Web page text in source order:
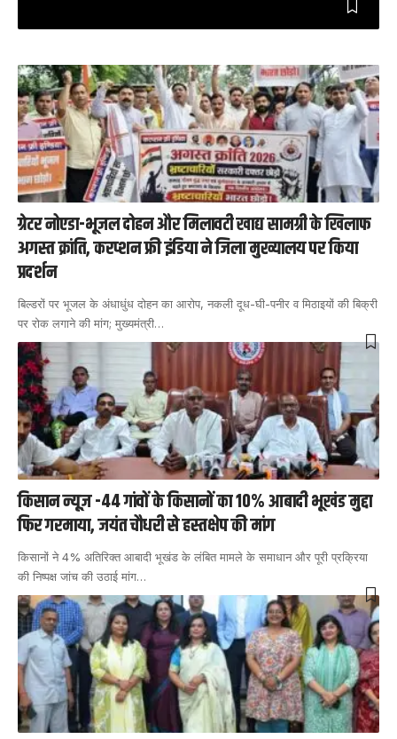
ग्रेटर नोएडा-भूजल दोहन और मिलावटी खाद्य सामग्री के खिलाफ
अगस्त क्रांति, करप्शन फ्री इंडिया ने जिला मुख्यालय पर किया
प्रदर्शन
बिल्डरों पर भूजल के अंधाधुंध दोहन का आरोप, नकली दूध-घी-पनीर व मिठाइयों की बिक्री
पर रोक लगाने की मांग; मुख्यमंत्री…
किसान न्यूज़ -44 गांवों के किसानों का 10% आबादी भूखंड मुद्दा
फिर गरमाया, जयंत चौधरी से हस्तक्षेप की मांग
किसानों ने 4% अतिरिक्त आबादी भूखंड के लंबित मामले के समाधान और पूरी प्रक्रिया
की निष्पक्ष जांच की उठाई मांग…